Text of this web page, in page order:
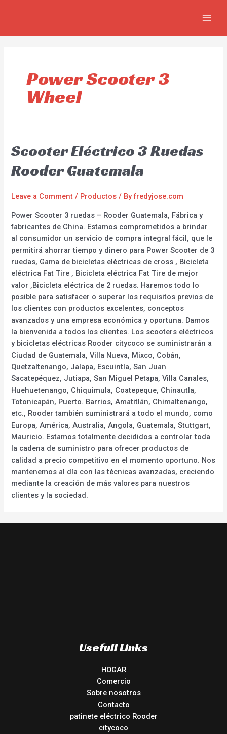
Power Scooter 3
Wheel
Scooter Eléctrico 3 Ruedas
Rooder Guatemala
Leave a Comment / Productos / Byfredyjose.com
Power Scooter 3 ruedas – Rooder Guatemala, Fábrica y
fabricantes de China. Estamos comprometidos a brindar
al consumidor un servicio de compra integral fácil, que le
permitirá ahorrar tiempo y dinero para Power Scooter de 3
ruedas, Gama de bicicletas eléctricas de cross , Bicicleta
eléctrica Fat Tire , Bicicleta eléctrica Fat Tire de mejor
valor ,Bicicleta eléctrica de 2 ruedas. Haremos todo lo
posible para satisfacer o superar los requisitos previos de
los clientes con productos excelentes, conceptos
avanzados y una empresa económica y oportuna. Damos
la bienvenida a todos los clientes. Los scooters eléctricos
y bicicletas eléctricas Rooder citycoco se suministrarán a
Ciudad de Guatemala, Villa Nueva, Mixco, Cobán,
Quetzaltenango, Jalapa, Escuintla, San Juan
Sacatepéquez, Jutiapa, San Miguel Petapa, Villa Canales,
Huehuetenango, Chiquimula, Coatepeque, Chinautla,
Totonicapán, Puerto. Barrios, Amatitlán, Chimaltenango,
etc., Rooder también suministrará a todo el mundo, como
Europa, América, Australia, Angola, Guatemala, Stuttgart,
Mauricio. Estamos totalmente decididos a controlar toda
la cadena de suministro para ofrecer productos de
calidad a precio competitivo en el momento oportuno. Nos
mantenemos al día con las técnicas avanzadas, creciendo
mediante la creación de más valores para nuestros
clientes y la sociedad.
Usefull Links
HOGAR
Comercio
Sobre nosotros
Contacto
patinete eléctrico Rooder
citycoco